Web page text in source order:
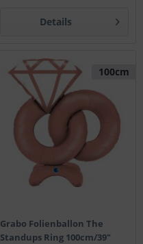
Details
100cm
Grabo Folienballon The
Standups Ring 100cm/39"